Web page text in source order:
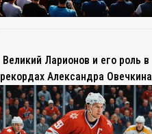
Великий Ларионов и его роль в
рекордах Александра Овечкина